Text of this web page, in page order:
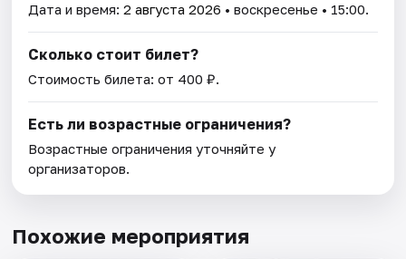
Дата и время:2 августа 2026 • воскресенье • 15:00.
Сколько стоит билет?
Стоимость билета: от 400 ₽.
Есть ли возрастные ограничения?
Возрастные ограничения уточняйте у
организаторов.
Похожие мероприятия